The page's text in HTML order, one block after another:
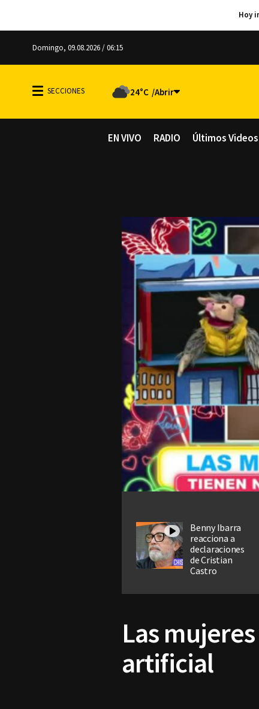
Domingo, 09.08.2026 / 06:15
24°C
EN VIVO RADIO Últimos Videos
Benny Ibarra
reacciona a
declaraciones
de Cristian
Castro
Las
artificial